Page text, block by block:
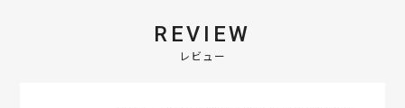
REVIEW
レビュー